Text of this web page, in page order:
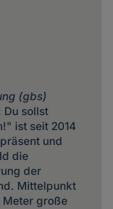
(gbs)
Du sollst
ist seit 2014
und
die
der
Mittelpunkt
Meter große